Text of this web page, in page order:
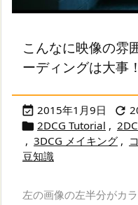
こんなに映像の雰
ーディングは大事
 2015年1月9日 
 2DCG Tutorial ,
, 3DCG メイキング ,
豆知識
左の画像の左半分がカ